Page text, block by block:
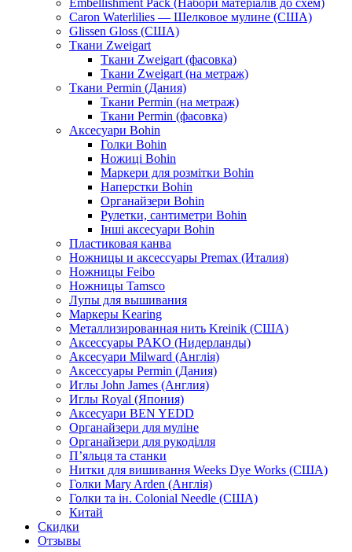
Caron Waterlilies — Шелковое мулине (США)
Glissen Gloss (США)
Ткани Zweigart
Ткани Zweigart (фасовка)
Ткани Zweigart (на метраж)
Ткани Permin (Дания)
Ткани Permin (на метраж)
Ткани Permin (фасовка)
Аксесуари Bohin
Голки Bohin
Ножиці Bohin
Маркери для розмітки Bohin
Наперстки Bohin
Органайзери Bohin
Рулетки, сантиметри Bohin
Інші аксесуари Bohin
Пластиковая канва
Ножницы и аксессуары Premax (Италия)
Ножницы Feibo
Ножницы Tamsco
Лупы для вышивания
Маркеры Kearing
Металлизированная нить Kreinik (США)
Аксессуары PAKO (Нидерланды)
Аксесуари Milward (Англія)
Аксессуары Permin (Дания)
Иглы John James (Англия)
Иглы Royal (Япония)
Аксесуари BEN YEDD
Органайзери для муліне
Органайзери для рукоділля
П’яльця та станки
Нитки для вишивання Weeks Dye Works (США)
Голки Mary Arden (Англія)
Голки та ін. Colonial Needle (США)
Китай
Скидки
Отзывы